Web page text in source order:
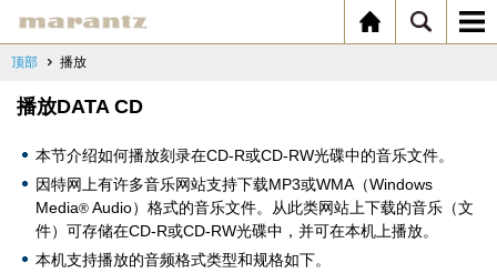
顶部 播放
播放DATA CD
本节介绍如何播放刻录在CD-R或CD-RW光碟中的音乐文件。
因特网上有许多音乐网站支持下载MP3或WMA（Windows
Media® Audio）格式的音乐文件。从此类网站上下载的音乐（文
件）可存储在CD-R或CD-RW光碟中，并可在本机上播放。
本机支持播放的音频格式类型和规格如下。